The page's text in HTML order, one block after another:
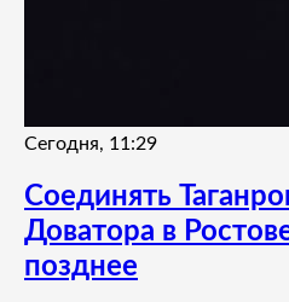
Сегодня, 11:29
Соединять
Доватора в
позднее